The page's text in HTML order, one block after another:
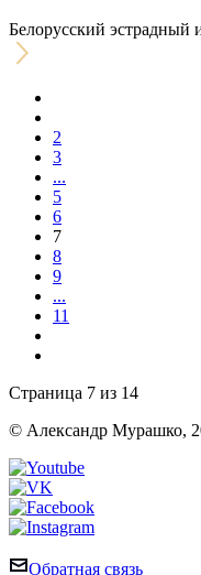
Белорусский эстрадный
2
3
...
5
6
7
8
9
...
11
Страница 7 из 14
© Александр Мурашко,
Обратная связь